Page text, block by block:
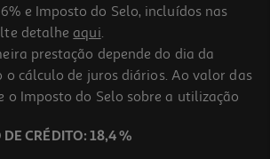
4.5
150g
e Imposto do Selo, incluídos nas
detalhe aqui.
prestação depende do dia da
o cálculo de juros diários. Ao valor das
o Imposto do Selo sobre a utilização
DE CRÉDITO: 18,4 %